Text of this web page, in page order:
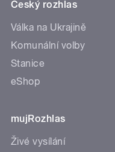
Český rozhlas
Válka na Ukrajině
Komunální volby
Stanice
eShop
mujRozhlas
Živé vysílání